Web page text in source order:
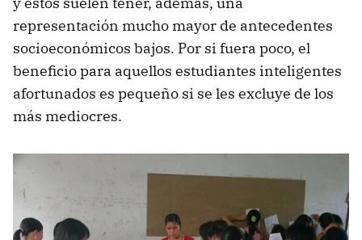
representación mucho mayor de antecedentes
socioeconómicos bajos. Por si fuera poco, el
beneficio para aquellos estudiantes inteligentes
afortunados es pequeño si se les excluye de los
más mediocres.